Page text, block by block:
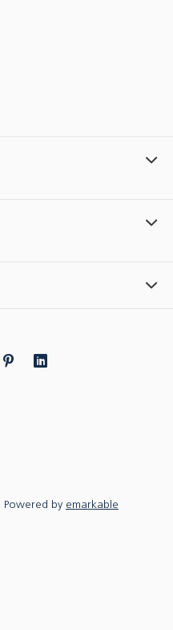
| Powered by emarkable